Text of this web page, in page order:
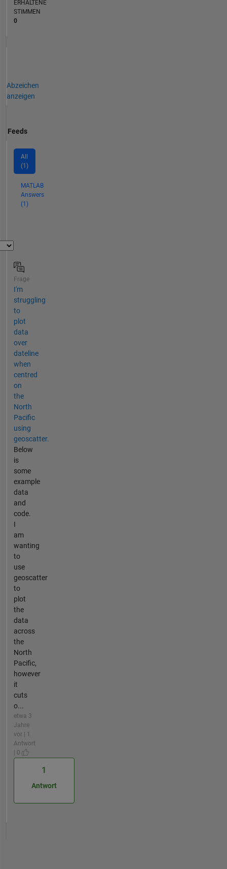
ERHALTENE
STIMMEN
0
Abzeichen
anzeigen
Feeds
All
(1)
MATLAB
Answers
(1)
Frage
I'm
struggling
to
plot
data
over
dateline
when
centred
on
the
North
Pacific
using
geoscatter.
Below
is
some
example
data
and
code.
I
am
wanting
to
use
geoscatter
to
plot
the
data
across
the
North
Pacific,
however
it
cuts
o...
etwa 3
Jahre
vor | 1
Antwort
| 0
1
Antwort